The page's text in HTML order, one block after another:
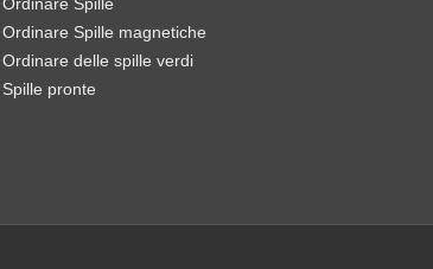
Ordinare Spille magnetiche
Ordinare delle spille verdi
Spille pronte